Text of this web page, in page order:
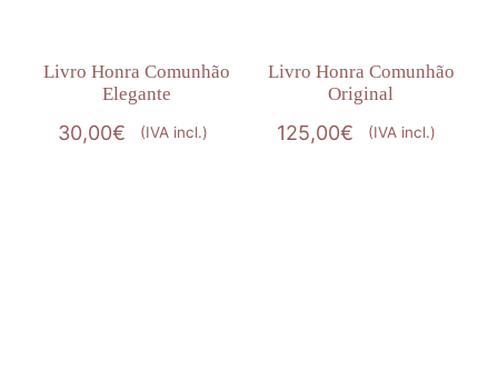
Livro Honra Comunhão
Elegante
30,00€ (IVA incl.)
Livro Honra Comunhão
Original
125,00€ (IVA incl.)